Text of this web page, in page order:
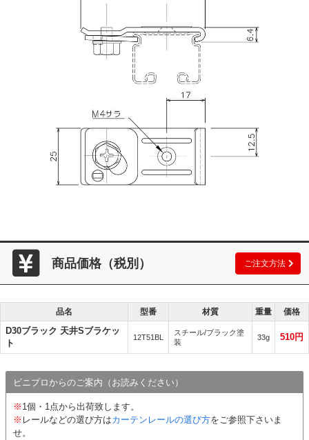
商品価格（税別） ご注文方法
品名 型番 材質 重量 価格
D30ブラック 天井Sブラケッ
ト
12T51BL
スチール/ブラック塗
装
33g 510円
ビニプロからのご案内（お読みください）
※ 1個・1点から出荷致します。
※ レールなどの選び方はカーテンレールの選び方をご参照下さいま
せ。